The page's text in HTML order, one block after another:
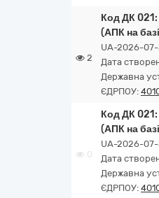
2
Код ДК
(АПК на
UA-2026-
Дата
Державна
ЄДРПОУ:
0
Код ДК
(АПК на
UA-2026-
Дата
Державна
ЄДРПОУ: